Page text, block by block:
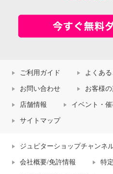
ご利用ガイド よくあ
お問い合わせ お客様
店舗情報 イベント・
サイトマップ
ジュピターショップチャンネ
会社概要/免許情報 特